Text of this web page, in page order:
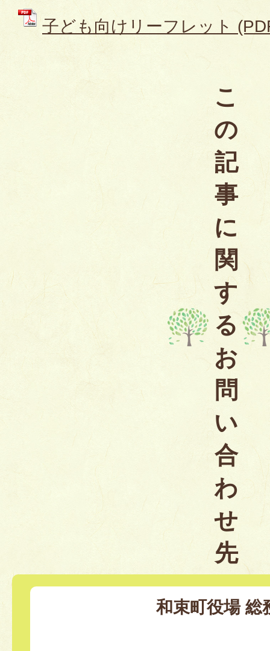
子ども向けリーフレット
こ
の
記
事
に
関
す
る
お
問
い
合
わ
せ
先
和束町役場 総